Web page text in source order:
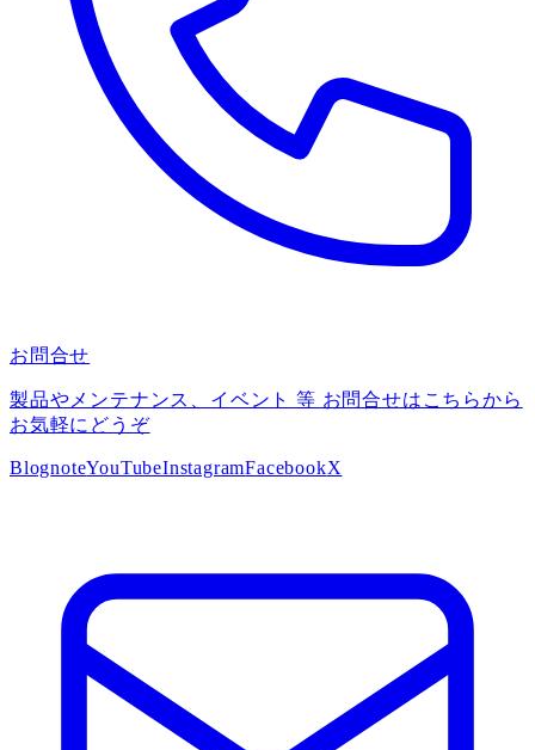
お問合せ
製品やメンテナンス、イベント 等 お問合せはこちらから
お気軽にどうぞ
BlognoteYouTubeInstagramFacebookX